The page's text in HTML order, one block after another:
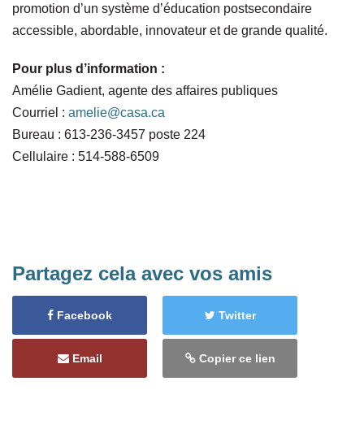
promotion d’un système d’éducation postsecondaire
accessible, abordable, innovateur et de grande qualité.
Pour plus d’information :
Amélie Gadient, agente des affaires publiques
Courriel : amelie@casa.ca
Bureau : 613-236-3457 poste 224
Cellulaire : 514-588-6509
Partagez cela avec vos amis
Facebook Twitter
Email Copier ce lien